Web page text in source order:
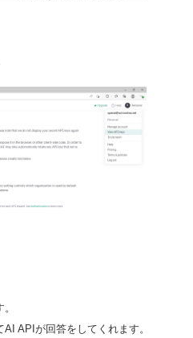
APIが回答をしてくれます。